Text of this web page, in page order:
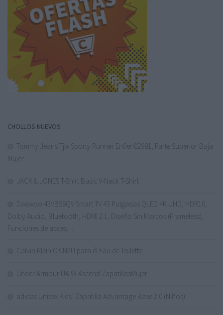
CHOLLOS NUEVOS
Tommy Jeans Tjw Sporty Runner En0en02991, Parte Superior Baja
Mujer
JACK & JONES T-Shirt Basic V-Neck T-Shirt
Daewoo 43VB56QV Smart TV 43 Pulgadas QLED 4K UHD, HDR10,
Dolby Audio, Bluetooth, HDMI 2.1, Diseño Sin Marcos (Frameless),
Funciones de acces…
Calvin Klein CKIN2U para él Eau de Toilette
Under Armour UA W Ascend ZapatillasMujer
adidas Unisex Kids’ Zapatilla Advantage Base 2.0 (Niños)